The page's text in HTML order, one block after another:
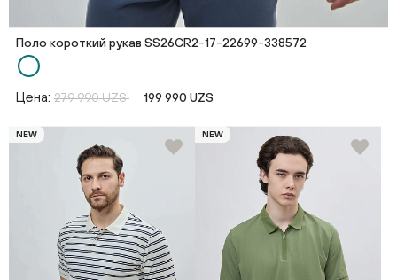
Поло короткий рукав SS26CR2-17-22699-338572
Цена: 279 990 UZS 199 990 UZS
NEW NEW